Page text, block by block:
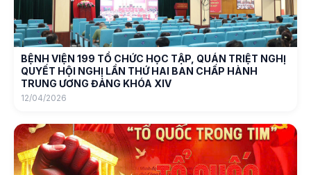
BỆNH VIỆN 199 TỔ CHỨC HỌC TẬP, QUÁN TRIỆT NGHỊ
QUYẾT HỘI NGHỊ LẦN THỨ HAI BAN CHẤP HÀNH
TRUNG ƯƠNG ĐẢNG KHÓA XIV
12/04/2026